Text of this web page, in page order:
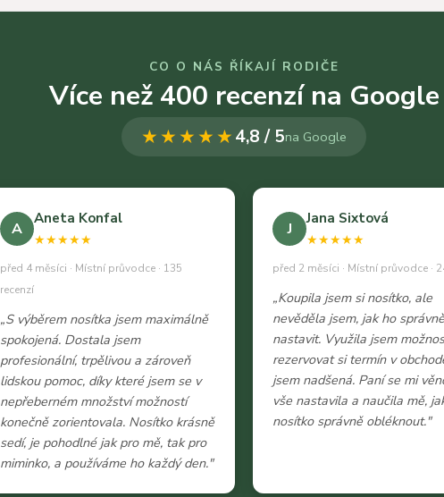
CO O NÁS ŘÍKAJÍ RODIČE
Více než 400 recenzí na Google
★★★★★4,8 / 5na Google
A
Aneta Konfal
★★★★★
před 4 měsíci · Místní průvodce · 135
recenzí
„S výběrem nosítka jsem maximálně
spokojená. Dostala jsem
profesionální, trpělivou a zároveň
lidskou pomoc, díky které jsem se v
nepřeberném množství možností
konečně zorientovala. Nosítko krásně
sedí, je pohodlné jak pro mě, tak pro
miminko, a používáme ho každý den."
J
Jana Sixtová
★★★★★
před 2 měsíci · Místní průvodce ·
„Koupila jsem si nosítko, ale
nevěděla jsem, jak ho správně
nastavit. Využila jsem
rezervovat si termín v
jsem nadšená. Paní se mi
vše nastavila a naučila mě,
nosítko správně obléknout."